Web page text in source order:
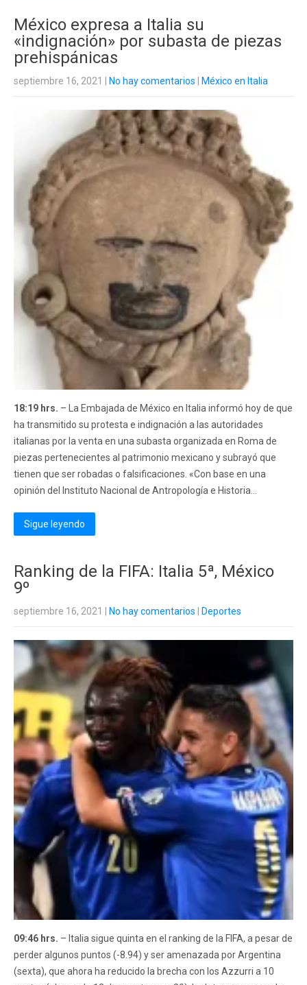
México expresa a Italia su
«indignación» por subasta de piezas
prehispánicas
septiembre 16, 2021 No hay comentarios México en Italia
18:19 hrs. – La Embajada de México en Italia informó hoy de que
ha transmitido su protesta e indignación a las autoridades
italianas por la venta en una subasta organizada en Roma de
piezas pertenecientes al patrimonio mexicano y subrayó que
tienen que ser robadas o falsificaciones. «Con base en una
opinión del Instituto Nacional de Antropología e Historia…
Sigue leyendo
Ranking de la FIFA: Italia 5ª, México
9º
septiembre 16, 2021 No hay comentarios Deportes
09:46 hrs. – Italia sigue quinta en el ranking de la FIFA, a pesar de
perder algunos puntos (-8.94) y ser amenazada por Argentina
(sexta), que ahora ha reducido la brecha con los Azzurri a 10